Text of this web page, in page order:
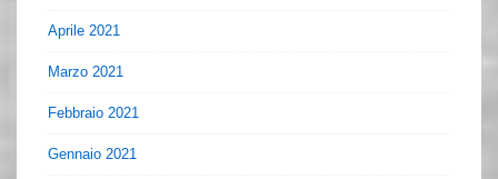
Aprile 2021
Marzo 2021
Febbraio 2021
Gennaio 2021